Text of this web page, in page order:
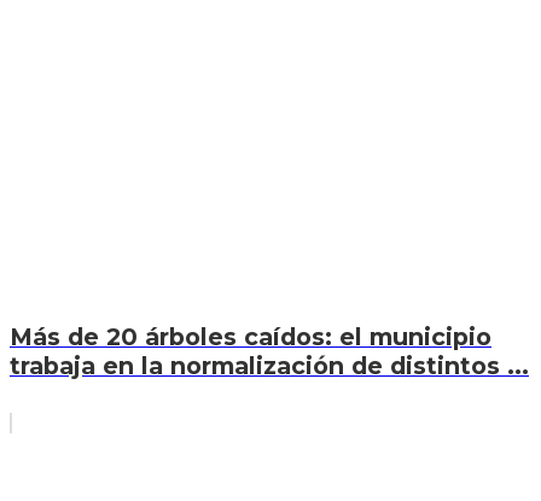
Más de 20 árboles caídos: el municipio
trabaja en la normalización de distintos ...